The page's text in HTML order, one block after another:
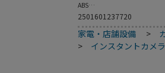
ABS
●ペーパーサイズ:54×86mm
●入数:1パック(10枚 x 3)
※メーカーの都合により､パ
更になる場合がございます｡
2501601237720
家電・店舗設備 >
> インスタントカメラ